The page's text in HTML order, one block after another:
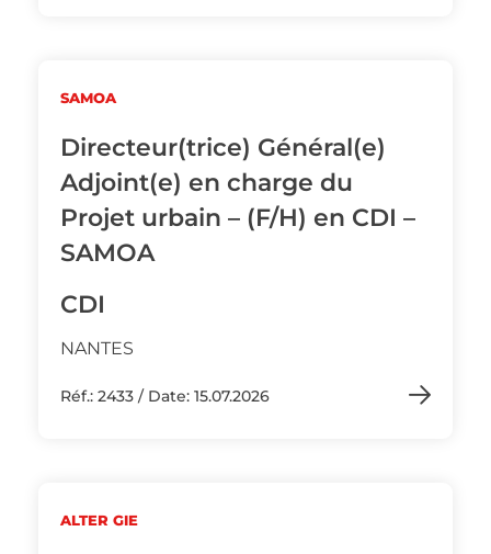
SAMOA
Directeur(trice) Général(e)
Adjoint(e) en charge du
Projet urbain – (F/H) en CDI –
SAMOA
CDI
NANTES
Réf.: 2433 / Date: 15.07.2026
ALTER GIE